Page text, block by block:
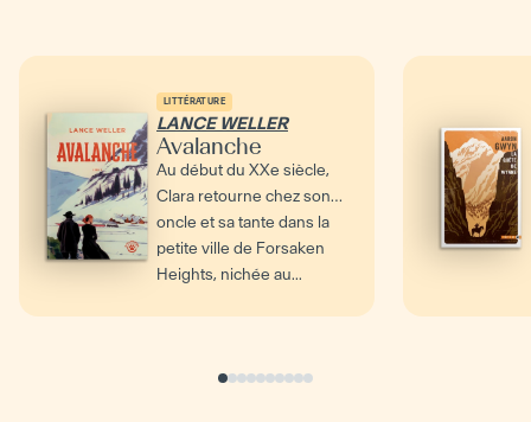
LITTÉRATURE
LANCE WELLER
Avalanche
Au début du XXe siècle,
Clara retourne chez son
oncle et sa tante dans la
petite ville de Forsaken
Heights, nichée au...